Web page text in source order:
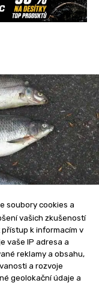
soubory cookies a
vašich zkušeností
k informacím v
vaše IP adresa a
reklamy a obsahu,
a rozvoje
geolokační údaje a